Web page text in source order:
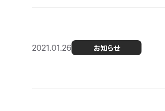
2021.01.26 お知らせ